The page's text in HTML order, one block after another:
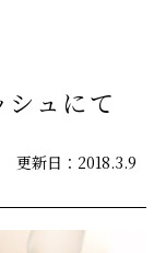
ュにて
更新日：2018.3.9